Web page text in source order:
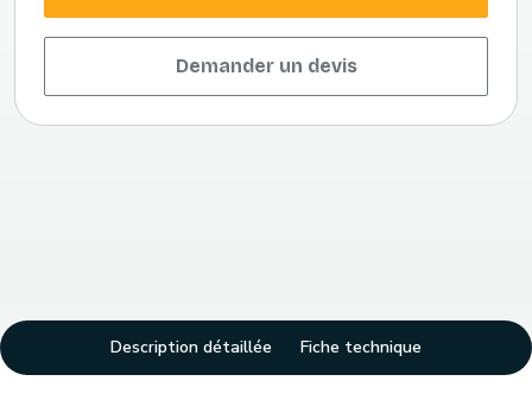
Demander un devis
Description détaillée Fiche technique